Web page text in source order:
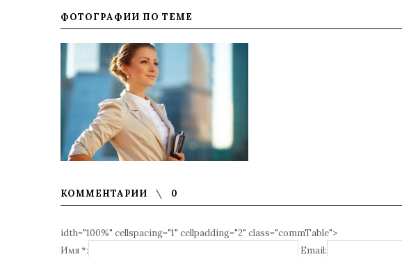
ФОТОГРАФИИ ПО ТЕМЕ
КОММЕНТАРИИ 0
idth="100%" cellspacing="1" cellpadding="2" class="commTable">
Имя *:
Email: